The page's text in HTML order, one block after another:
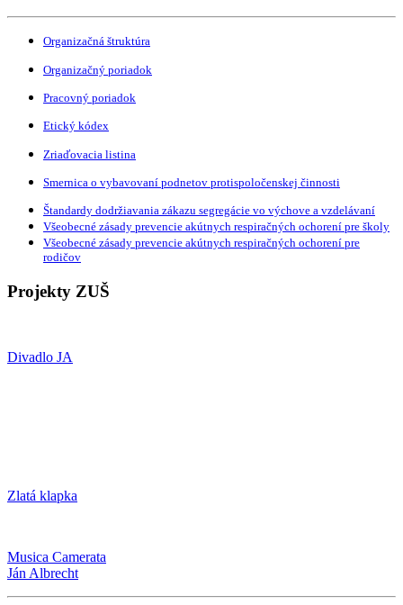
Organizačná štruktúra
Organizačný poriadok
Pracovný poriadok
Etický kódex
Zriaďovacia listina
Smernica o vybavovaní podnetov protispoločenskej činnosti
Štandardy dodržiavania zákazu segregácie vo výchove a vzdelávaní
Všeobecné zásady prevencie akútnych respiračných ochorení pre školy
Všeobecné zásady prevencie akútnych respiračných ochorení pre
rodičov
Projekty ZUŠ
Divadlo JA
Zlatá klapka
Musica Camerata
Ján Albrecht